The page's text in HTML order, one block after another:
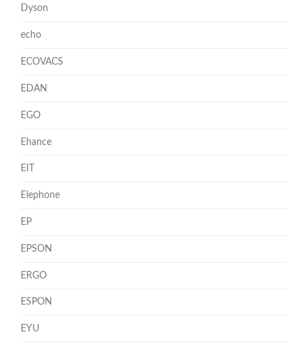
Dyson
echo
ECOVACS
EDAN
EGO
Ehance
EIT
Elephone
EP
EPSON
ERGO
ESPON
EYU